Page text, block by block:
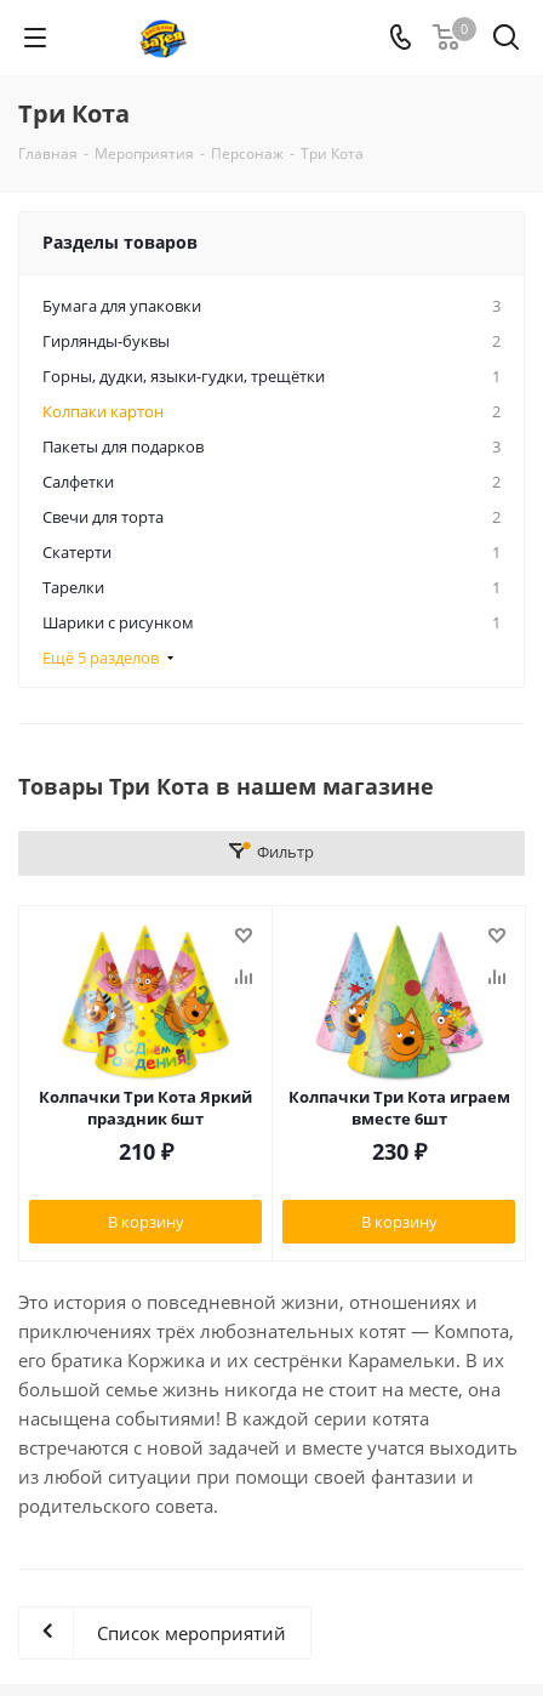
0
Три Кота
Главная - Мероприятия - Персонаж - Три Кота
Разделы товаров
Бумага для упаковки
3
Гирлянды-буквы
2
Горны, дудки, языки-гудки, трещётки
1
Колпаки картон
2
Пакеты для подарков
3
Салфетки
2
Свечи для торта
2
Скатерти
1
Тарелки
1
Шарики с рисунком
1
Ещё 5 разделов
Товары Три Кота в нашем магазине
Фильтр
Колпачки Три Кота Яркий
праздник 6шт
210₽
В корзину
Колпачки Три Кота играем
вместе 6шт
230₽
В корзину
Это история о повседневной жизни, отношениях и
приключениях трёх любознательных котят — Компота,
его братика Коржика и их сестрёнки Карамельки. В их
большой семье жизнь никогда не стоит на месте, она
насыщена событиями! В каждой серии котята
встречаются с новой задачей и вместе учатся выходить
из любой ситуации при помощи своей фантазии и
родительского совета.
Список мероприятий